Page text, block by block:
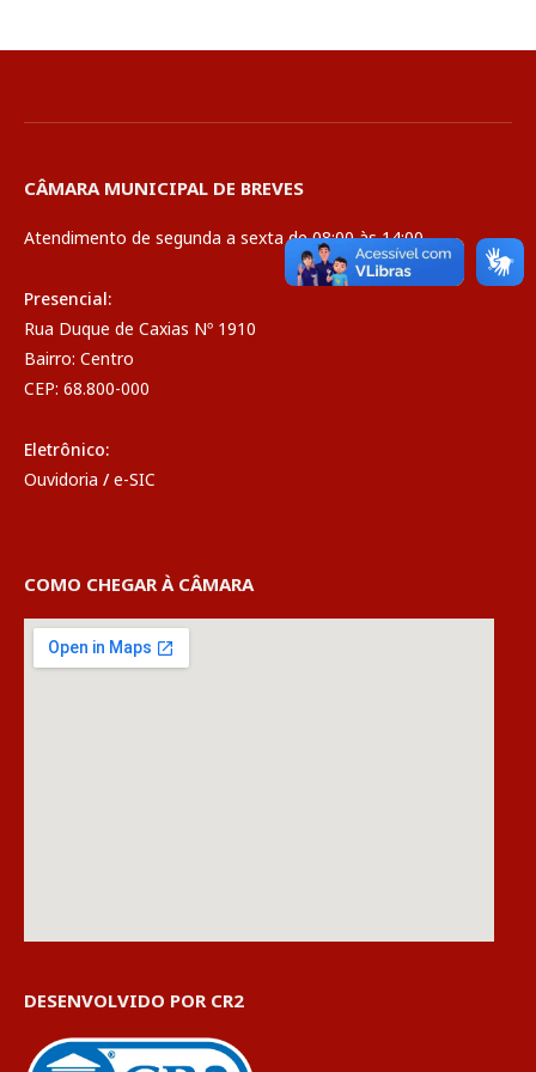
CÂMARA MUNICIPAL DE BREVES
Atendimento de segunda a sexta de 08:00 às 14:00
Presencial:
Rua Duque de Caxias Nº 1910
Bairro: Centro
CEP: 68.800-000
Eletrônico:
Ouvidoria / e-SIC
COMO CHEGAR À CÂMARA
DESENVOLVIDO POR CR2